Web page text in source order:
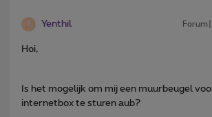
Y Yenthil
Hoi,
Is het mogelijk om mij een muurbeugel
internetbox te sturen aub?